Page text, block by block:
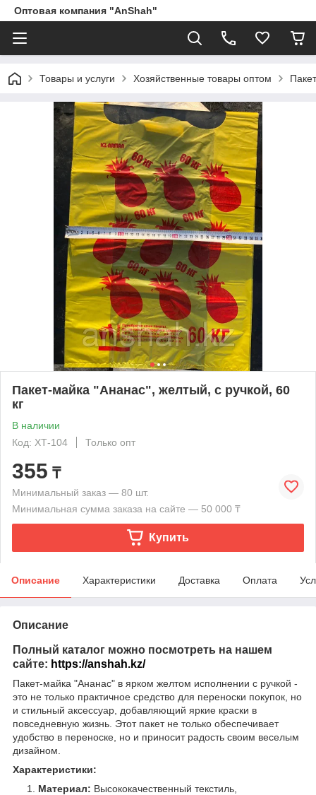
Оптовая компания "AnShah"
Товары и услуги Хозяйственные товары оптом
Пакет-майка "Ананас", желтый, с ручкой, 60
кг
В наличии
Код: ХТ-104
Только опт
355 ₸
Минимальный заказ — 80 шт.
Минимальная сумма заказа на сайте — 50 000 ₸
Купить
Описание Характеристики Доставка Оплата
Описание
Полный каталог можно посмотреть на нашем
сайте: https://anshah.kz/
Пакет-майка "Ананас" в ярком желтом исполнении с ручкой -
это не только практичное средство для переноски покупок, но
и стильный аксессуар, добавляющий яркие краски в
повседневную жизнь. Этот пакет не только обеспечивает
удобство в переноске, но и приносит радость своим веселым
дизайном.
Характеристики:
Материал: Высококачественный текстиль,